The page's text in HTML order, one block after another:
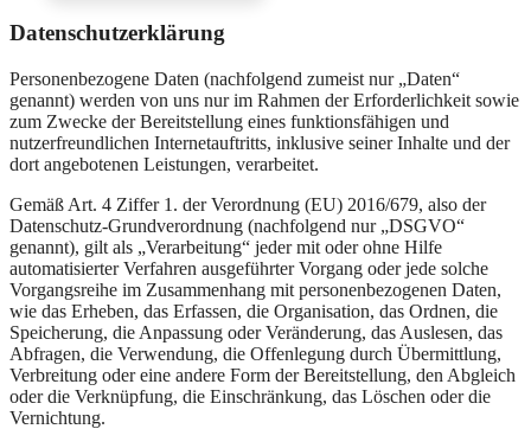
Datenschutzerklärung
Personenbezogene Daten (nachfolgend zumeist nur „Daten“
genannt) werden von uns nur im Rahmen der Erforderlichkeit sowie
zum Zwecke der Bereitstellung eines funktionsfähigen und
nutzerfreundlichen Internetauftritts, inklusive seiner Inhalte und der
dort angebotenen Leistungen, verarbeitet.
Gemäß Art. 4 Ziffer 1. der Verordnung (EU) 2016/679, also der
Datenschutz-Grundverordnung (nachfolgend nur „DSGVO“
genannt), gilt als „Verarbeitung“ jeder mit oder ohne Hilfe
automatisierter Verfahren ausgeführter Vorgang oder jede solche
Vorgangsreihe im Zusammenhang mit personenbezogenen Daten,
wie das Erheben, das Erfassen, die Organisation, das Ordnen, die
Speicherung, die Anpassung oder Veränderung, das Auslesen, das
Abfragen, die Verwendung, die Offenlegung durch Übermittlung,
Verbreitung oder eine andere Form der Bereitstellung, den Abgleich
oder die Verknüpfung, die Einschränkung, das Löschen oder die
Vernichtung.